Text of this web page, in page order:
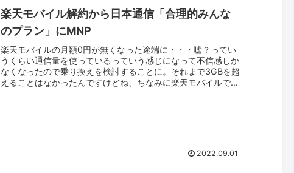
楽天モバイル解約から日本通信「合理的みんな
のプラン」にMNP
楽天モバイルの月額0円が無くなった途端に・・・嘘？ってい
うくらい通信量を使っているっていう感じになって不信感しか
なくなったので乗り換えを検討することに。それまで3GBを超
えることはなかったんですけどね、ちなみに楽天モバイルでは
2022.09.01